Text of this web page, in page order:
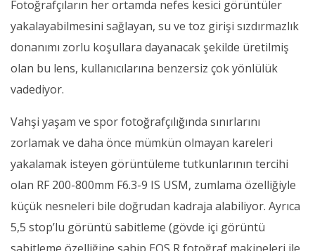
Fotoğrafçıların her ortamda nefes kesici görüntüler
yakalayabilmesini sağlayan, su ve toz girişi sızdırmazlık
donanımı zorlu koşullara dayanacak şekilde üretilmiş
olan bu lens, kullanıcılarına benzersiz çok yönlülük
vadediyor.
Vahşi yaşam ve spor fotoğrafçılığında sınırlarını
zorlamak ve daha önce mümkün olmayan kareleri
yakalamak isteyen görüntüleme tutkunlarının tercihi
olan RF 200-800mm F6.3-9 IS USM, zumlama özelliğiyle
küçük nesneleri bile doğrudan kadraja alabiliyor. Ayrıca
5,5 stop’lu görüntü sabitleme (gövde içi görüntü